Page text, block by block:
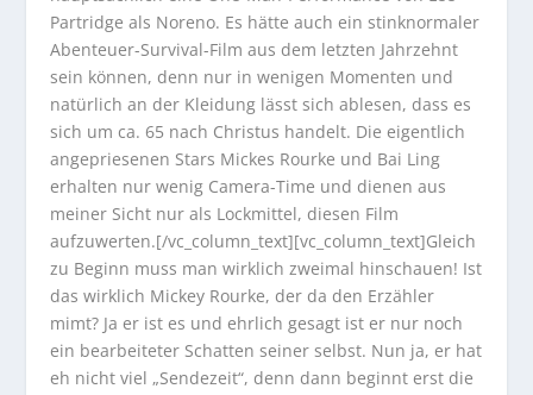
Partridge als Noreno. Es hätte auch ein stinknormaler
Abenteuer-Survival-Film aus dem letzten Jahrzehnt
sein können, denn nur in wenigen Momenten und
natürlich an der Kleidung lässt sich ablesen, dass es
sich um ca. 65 nach Christus handelt. Die eigentlich
angepriesenen Stars Mickes Rourke und Bai Ling
erhalten nur wenig Camera-Time und dienen aus
meiner Sicht nur als Lockmittel, diesen Film
aufzuwerten.[/vc_column_text][vc_column_text]Gleich
zu Beginn muss man wirklich zweimal hinschauen! Ist
das wirklich Mickey Rourke, der da den Erzähler
mimt? Ja er ist es und ehrlich gesagt ist er nur noch
ein bearbeiteter Schatten seiner selbst. Nun ja, er hat
eh nicht viel „Sendezeit“, denn dann beginnt erst die